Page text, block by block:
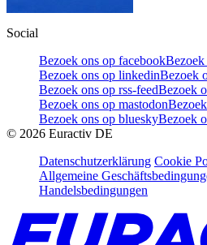
Social
Bezoek ons op facebook
Bezoek ons op linkedinBezoek
Bezoek ons op rss-feedBezoek
Bezoek ons op mastodon
Bezoek ons op blueskyBezoek
© 2026 Euractiv DE
Datenschutzerklärung Cookie
Allgemeine
Handelsbedingungen